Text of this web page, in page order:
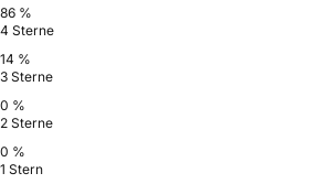
86 %
4 Sterne
14 %
3 Sterne
0 %
2 Sterne
0 %
1 Stern